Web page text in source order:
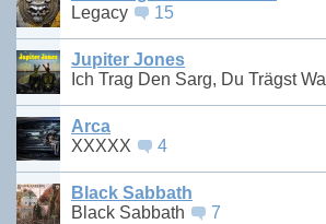
Legacy
15
Jupiter Jones
Ich Trag Den Sarg, Du Trägst
Arca
XXXXX
4
Black Sabbath
Black Sabbath
7